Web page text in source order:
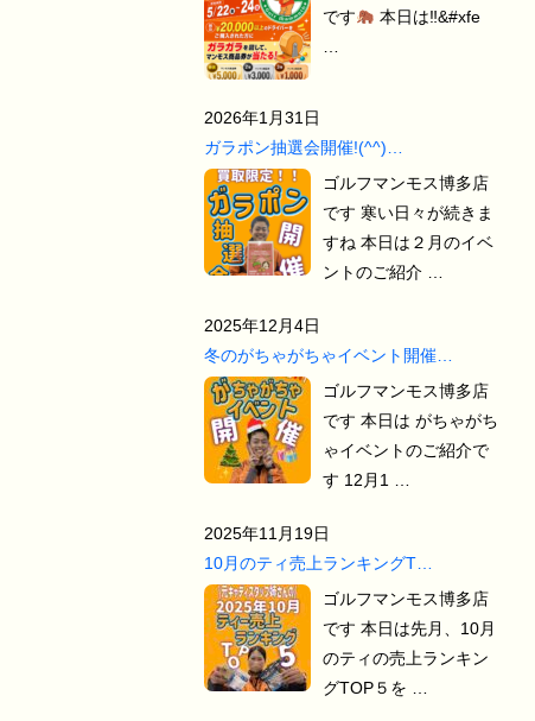
です
本日は‼&#xfe
2026年1月31日
ガラポン抽選会開催!(^^)…
ゴルフマンモス博多店
です 寒い日々が続きま
すね 本日は２月のイベ
ントのご紹介 …
2025年12月4日
冬のがちゃがちゃイベント開催…
ゴルフマンモス博多店
です 本日は がちゃがち
ゃイベントのご紹介で
す 12月1 …
2025年11月19日
10月のティ売上ランキングT…
ゴルフマンモス博多店
です 本日は先月、10月
のティの売上ランキン
グTOP５を …